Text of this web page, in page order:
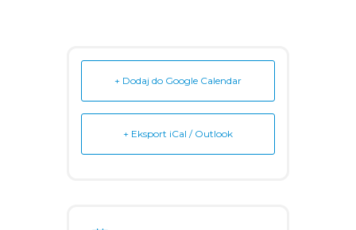
+ Dodaj do Google Calendar
+ Eksport iCal / Outlook